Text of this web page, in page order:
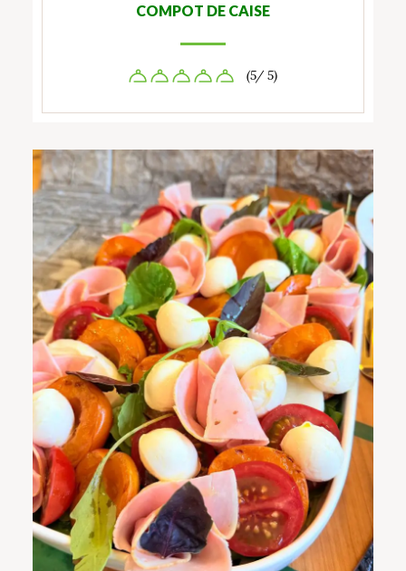
COMPOT DE CAISE
(5/ 5)